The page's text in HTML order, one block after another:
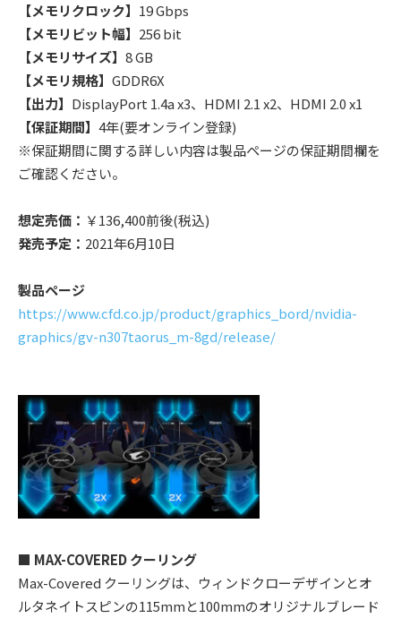
【メモリクロック】 19 Gbps
【メモリビット幅】 256 bit
【メモリサイズ】 8 GB
【メモリ規格】 GDDR6X
【出力】 DisplayPort 1.4a x3、HDMI 2.1 x2、HDMI 2.0 x1
【保証期間】 4年(要オンライン登録)
※保証期間に関する詳しい内容は製品ページの保証期間欄を
ご確認ください。
想定売価： ￥136,400前後(税込)
発売予定： 2021年6月10日
製品ページ
https://www.cfd.co.jp/product/graphics_bord/nvidia-
graphics/gv-n307taorus_m-8gd/release/
■ MAX-COVERED クーリング
Max-Covered クーリングは、ウィンドクローデザインとオ
ルタネイトスピンの115mmと100mmのオリジナルブレード